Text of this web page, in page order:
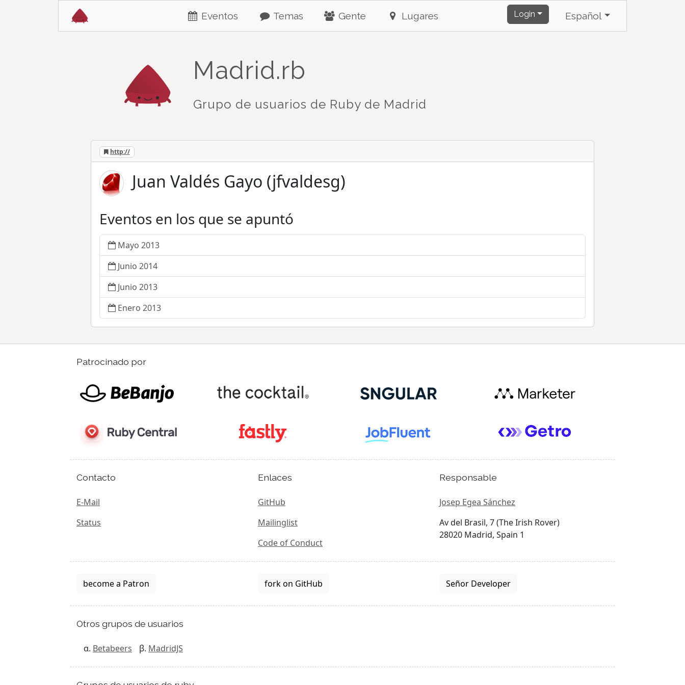
Eventos Temas Gente Lugares Login Español
Madrid.rb
Grupo de usuarios de Ruby de Madrid
http://
Juan Valdés Gayo (jfvaldesg)
Eventos en los que se apuntó
Mayo 2013
Junio 2014
Junio 2013
Enero 2013
Patrocinado por
Contacto
E-Mail
Status
Enlaces
GitHub
Mailinglist
Code of Conduct
Responsable
Josep Egea Sánchez
Av del Brasil, 7 (The Irish Rover)
28020 Madrid, Spain 1
become a Patron fork on GitHub Señor Developer
Otros grupos de usuarios
Betabeers MadridJS